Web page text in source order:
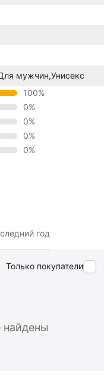
мужчин,Унисекс
100%
0%
0%
0%
0%
год
Только покупатели